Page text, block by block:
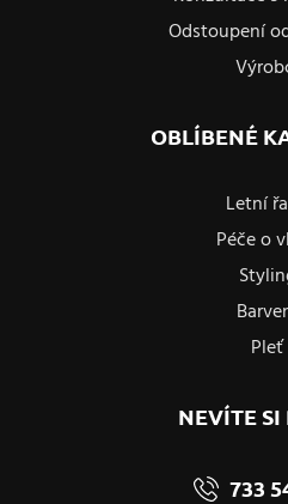
Odstoupení
OBLÍBENÉ
Letní
Péče o
Pleť
NEVÍTE SI
733